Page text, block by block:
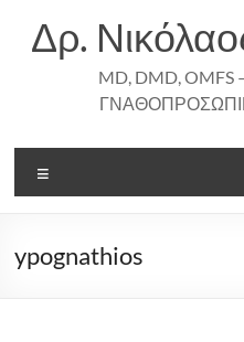
contentΔρ.
MD, DMD,
ypognathios